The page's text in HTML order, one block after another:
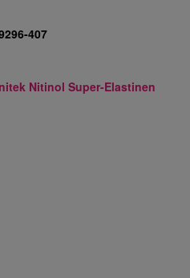
407
Nitinol Super-Elastinen